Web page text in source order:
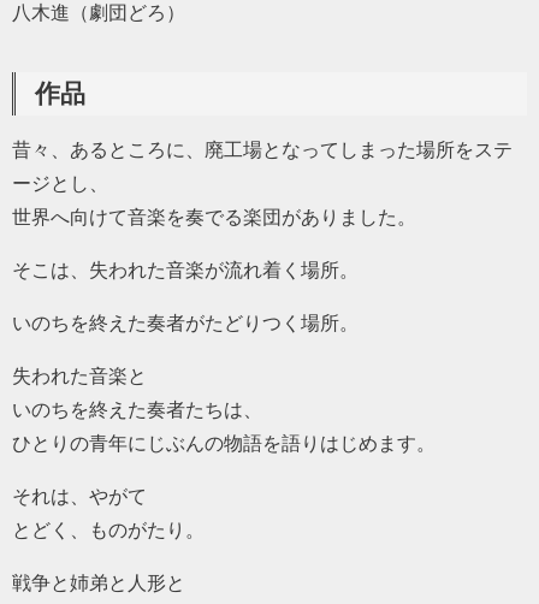
八木進（劇団どろ）
作品
昔々、あるところに、廃工場となってしまった場所をステ
ージとし、
世界へ向けて音楽を奏でる楽団がありました。
そこは、失われた音楽が流れ着く場所。
いのちを終えた奏者がたどりつく場所。
失われた音楽と
いのちを終えた奏者たちは、
ひとりの青年にじぶんの物語を語りはじめます。
それは、やがて
とどく、ものがたり。
戦争と姉弟と人形と